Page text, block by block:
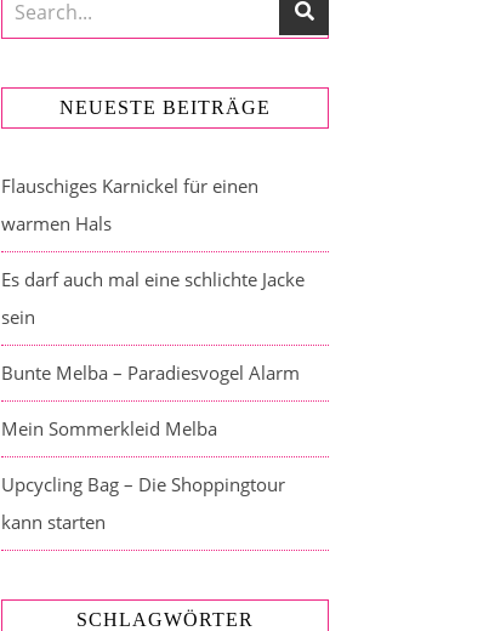
NEUESTE BEITRÄGE
Flauschiges Karnickel für einen
warmen Hals
Es darf auch mal eine schlichte Jacke
sein
Bunte Melba – Paradiesvogel Alarm
Mein Sommerkleid Melba
Upcycling Bag – Die Shoppingtour
kann starten
SCHLAGWÖRTER